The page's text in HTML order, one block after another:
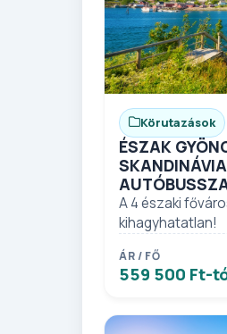
Körutazások
ÉSZAK
A 4 északi
kihagyhatatlan!
ÁR / FŐ
559 500 Ft-